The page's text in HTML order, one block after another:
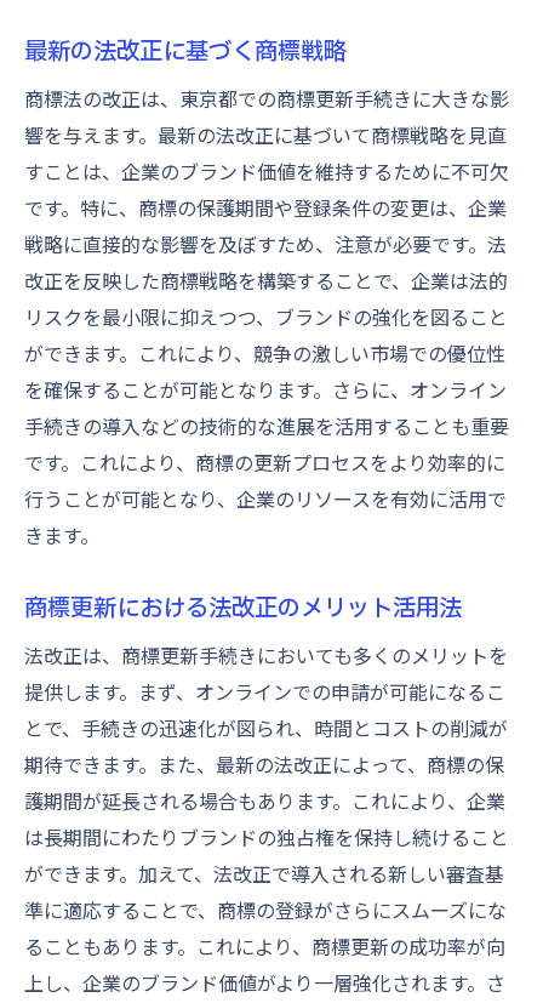
最新の法改正に基づく商標戦略
商標法の改正は、東京都での商標更新手続きに大きな影
響を与えます。最新の法改正に基づいて商標戦略を見直
すことは、企業のブランド価値を維持するために不可欠
です。特に、商標の保護期間や登録条件の変更は、企業
戦略に直接的な影響を及ぼすため、注意が必要です。法
改正を反映した商標戦略を構築することで、企業は法的
リスクを最小限に抑えつつ、ブランドの強化を図ること
ができます。これにより、競争の激しい市場での優位性
を確保することが可能となります。さらに、オンライン
手続きの導入などの技術的な進展を活用することも重要
です。これにより、商標の更新プロセスをより効率的に
行うことが可能となり、企業のリソースを有効に活用で
きます。
商標更新における法改正のメリット活用法
法改正は、商標更新手続きにおいても多くのメリットを
提供します。まず、オンラインでの申請が可能になるこ
とで、手続きの迅速化が図られ、時間とコストの削減が
期待できます。また、最新の法改正によって、商標の保
護期間が延長される場合もあります。これにより、企業
は長期間にわたりブランドの独占権を保持し続けること
ができます。加えて、法改正で導入される新しい審査基
準に適応することで、商標の登録がさらにスムーズにな
ることもあります。これにより、商標更新の成功率が向
上し、企業のブランド価値がより一層強化されます。さ